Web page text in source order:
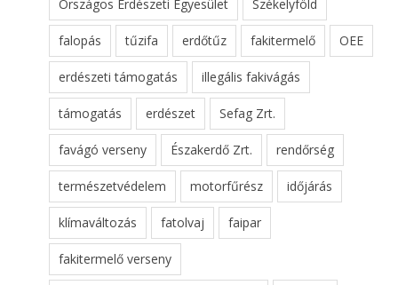
Országos Erdészeti Egyesület Székelyföld
falopás tűzifa erdőtűz fakitermelő OEE
erdészeti támogatás illegális fakivágás
támogatás erdészet Sefag Zrt.
favágó verseny Északerdő Zrt. rendőrség
természetvédelem motorfűrész időjárás
klímaváltozás fatolvaj faipar
fakitermelő verseny